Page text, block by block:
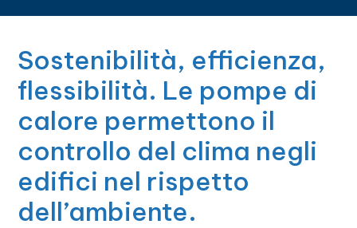
Sostenibilità, efficienza,
flessibilità. Le pompe di
calore permettono il
controllo del clima negli
edifici nel rispetto
dell’ambiente.